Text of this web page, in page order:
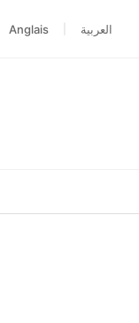
Anglais العربية